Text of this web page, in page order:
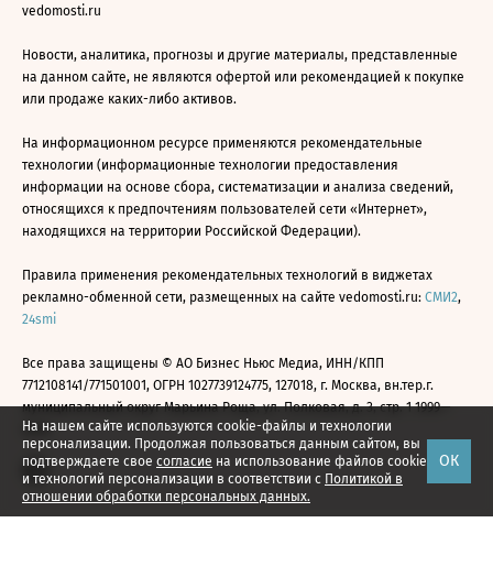
На нашем сайте используются cookie-файлы и технологии
персонализации. Продолжая пользоваться данным сайтом, вы
подтверждаете свое согласие на использование файлов cookie
и технологий персонализации в соответствии с Политикой в
отношении обработки персональных данных.
ОК
vedomosti.ru
Новости, аналитика, прогнозы и другие материалы, представленные
на данном сайте, не являются офертой или рекомендацией к покупке
или продаже каких-либо активов.
На информационном ресурсе применяются рекомендательные
технологии (информационные технологии предоставления
информации на основе сбора, систематизации и анализа сведений,
относящихся к предпочтениям пользователей сети «Интернет»,
находящихся на территории Российской Федерации).
Правила применения рекомендательных технологий в виджетах
рекламно-обменной сети, размещенных на сайте vedomosti.ru: СМИ2,
24smi
Все права защищены © АО Бизнес Ньюс Медиа, ИНН/КПП
7712108141/771501001, ОГРН 1027739124775, 127018, г. Москва, вн.тер.г.
муниципальный округ Марьина Роща, ул. Полковая, д. 3, стр. 1 1999—
2026